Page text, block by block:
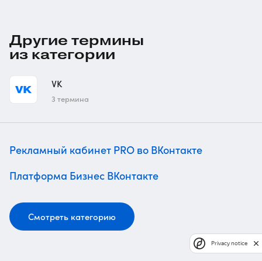
Другие термины
из категории
VK
3 термина
Рекламный кабинет PRO во ВКонтакте
Платформа Бизнес ВКонтакте
Смотреть категорию
Privacy notice